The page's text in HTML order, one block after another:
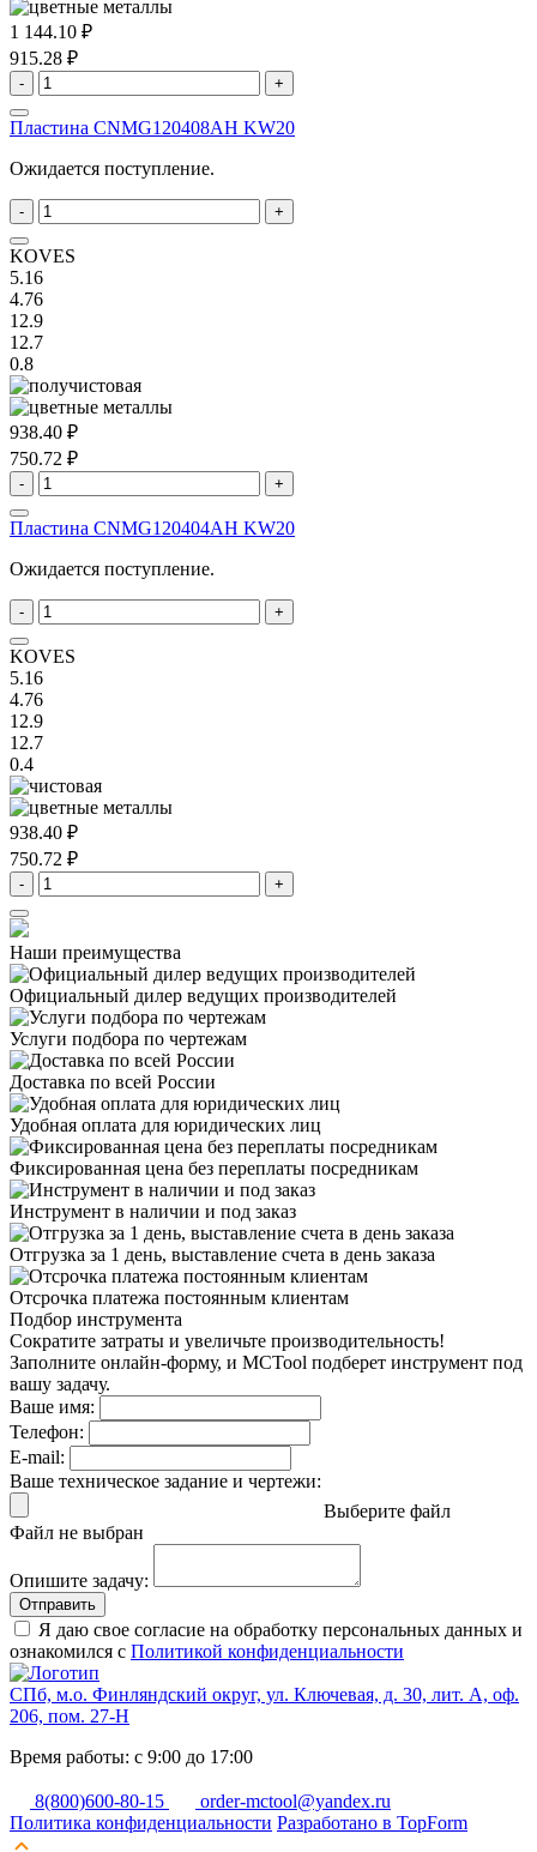
1 144.10 ₽
915.28 ₽
- +
Пластина CNMG120408AH KW20
Ожидается поступление.
- +
KOVES
5.16
4.76
12.9
12.7
0.8
938.40 ₽
750.72 ₽
- +
Пластина CNMG120404AH KW20
Ожидается поступление.
- +
KOVES
5.16
4.76
12.9
12.7
0.4
938.40 ₽
750.72 ₽
- +
Наши преимущества
Официальный дилер ведущих производителей
Услуги подбора по чертежам
Доставка по всей России
Удобная оплата для юридических лиц
Фиксированная цена без переплаты посредникам
Инструмент в наличии и под заказ
Отгрузка за 1 день, выставление счета в день заказа
Отсрочка платежа постоянным клиентам
Подбор инструмента
Сократите затраты и увеличьте производительность!
Заполните онлайн-форму, и MCTool подберет инструмент под
вашу задачу.
Ваше имя:
Телефон:
E-mail:
Ваше техническое задание и чертежи:
Выберите файл
Файл не выбран
Опишите задачу:
Отправить
Я даю свое согласие на обработку персональных данных и
ознакомился с Политикой конфиденциальности
СПб, м.о. Финляндский округ, ул. Ключевая, д. 30, лит. А, оф.
206, пом. 27-Н
Время работы: с 9:00 до 17:00
8(800)600-80-15
order-mctool@yandex.ru
Политика конфиденциальности Разработано в TopForm